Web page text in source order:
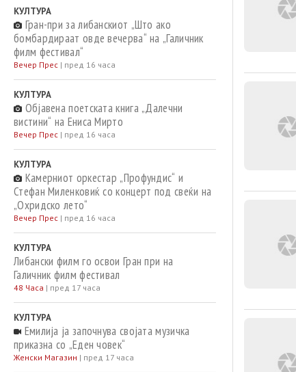
КУЛТУРА
Гран-при за либанскиот „Што ако
бомбардираат овде вечерва“ на „Галичник
филм фестивал“
Вечер Прес | пред 16 часа
КУЛТУРА
Објавена поетската книга „Далечни
вистини“ на Ениса Мирто
Вечер Прес | пред 16 часа
КУЛТУРА
Камерниот оркестар „Профундис“ и
Стефан Миленковиќ со концерт под свеќи на
„Охридско лето“
Вечер Прес | пред 16 часа
КУЛТУРА
Либански филм го освои Гран при на
Галичник филм фестивал
48 Часа | пред 17 часа
КУЛТУРА
Емилија ја започнува својата музичка
приказна со „Еден човек“
Женски Магазин | пред 17 часа